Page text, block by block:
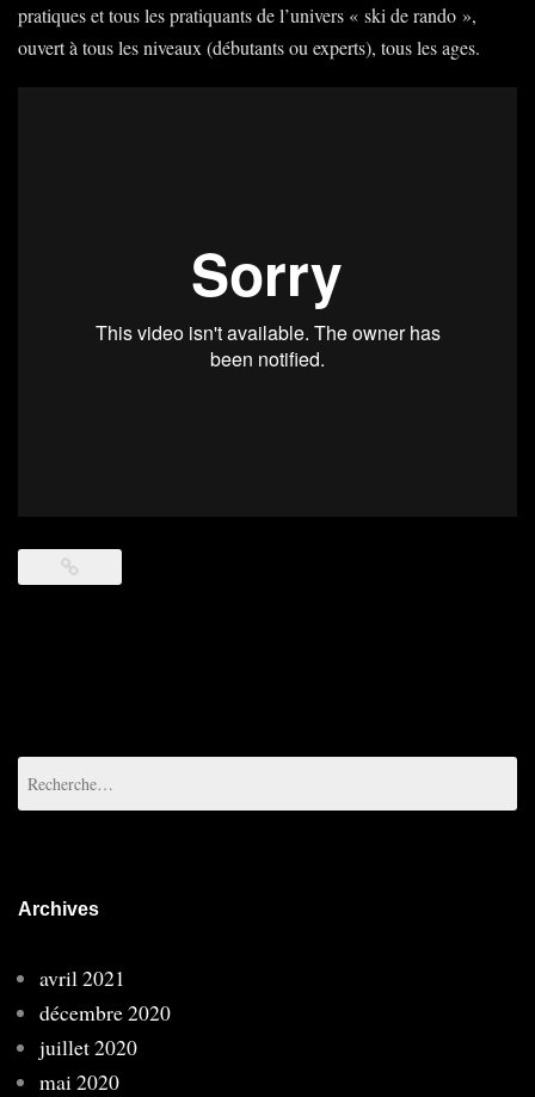
pratiques et tous les pratiquants de l’univers « ski de rando »,
ouvert à tous les niveaux (débutants ou experts), tous les ages.
Archives
avril 2021
décembre 2020
juillet 2020
mai 2020